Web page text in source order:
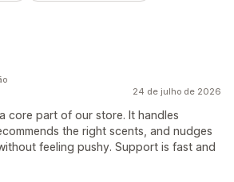
24 de julho de 2026
core part of our store. It handles
the right scents, and nudges
feeling pushy. Support is fast and